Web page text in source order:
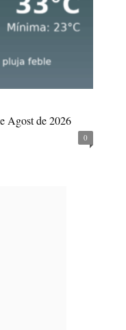
Agost de 2026
0